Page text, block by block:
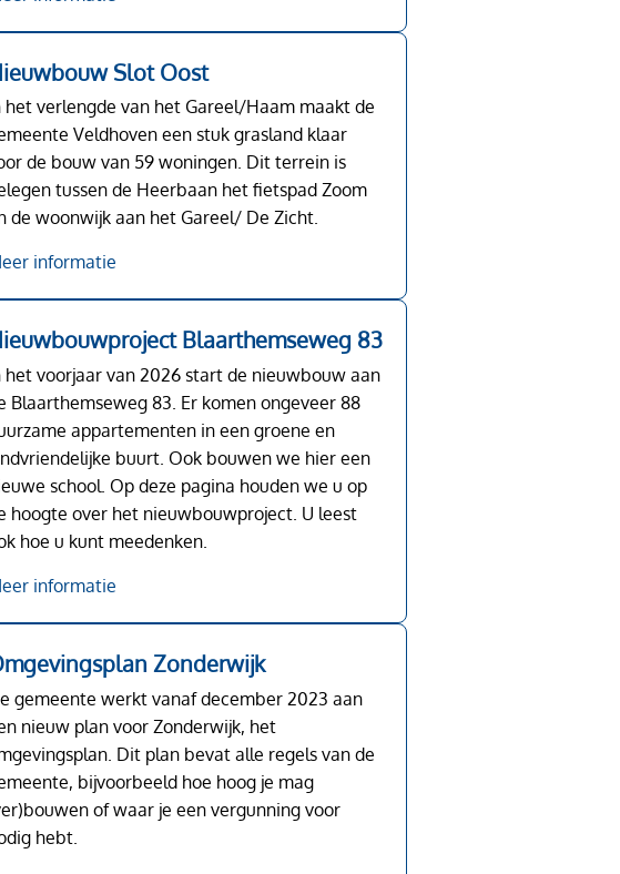
Slot Oost
het verlengde van het Gareel/Haam maakt de
Veldhoven een stuk grasland klaar
de bouw van 59 woningen. Dit terrein is
tussen de Heerbaan het fietspad Zoom
de woonwijk aan het Gareel/ De Zicht.
informatie
Blaarthemseweg 83
het voorjaar van 2026 start de nieuwbouw aan
Blaarthemseweg 83. Er komen ongeveer 88
appartementen in een groene en
buurt. Ook bouwen we hier een
school. Op deze pagina houden we u op
hoogte over het nieuwbouwproject. U leest
hoe u kunt meedenken.
informatie
Zonderwijk
gemeente werkt vanaf december 2023 aan
nieuw plan voor Zonderwijk, het
Dit plan bevat alle regels van de
bijvoorbeeld hoe hoog je mag
of waar je een vergunning voor
hebt.